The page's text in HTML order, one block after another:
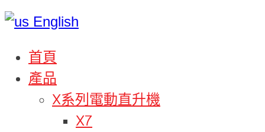
English
首頁
產品
X系列電動直升機
X7